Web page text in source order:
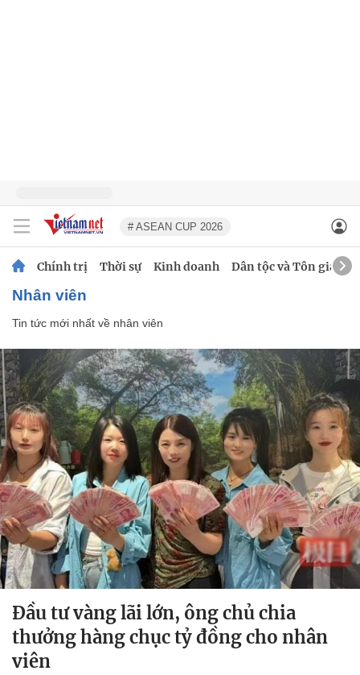
# ASEAN CUP 2026
Chính trị Thời sự Kinh doanh Dân tộc và Tôn giáo
nhân viên
Tin tức mới nhất về nhân viên
Đầu tư vàng lãi lớn, ông chủ chia
thưởng hàng chục tỷ đồng cho nhân
viên